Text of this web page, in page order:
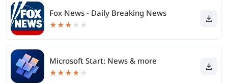
Fox News - Daily Breaking News
★★★ ★ ★
Microsoft Start: News & more
★★★★ ★